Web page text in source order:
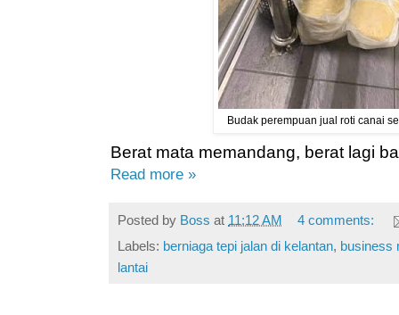
Budak perempuan jual roti canai
Berat mata memandang, berat lagi
Read more »
Posted by Boss at 11:12 AM
4 comments:
Labels: berniaga tepi jalan di kelantan, business
lantai